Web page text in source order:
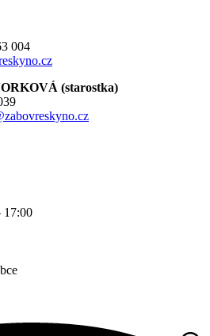
004
(starostka)
17:00